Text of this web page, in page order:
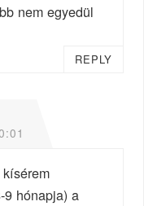
nem egyedül
REPLY
9 hónapja) a